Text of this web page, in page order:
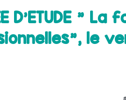
D'ETUDE "
le